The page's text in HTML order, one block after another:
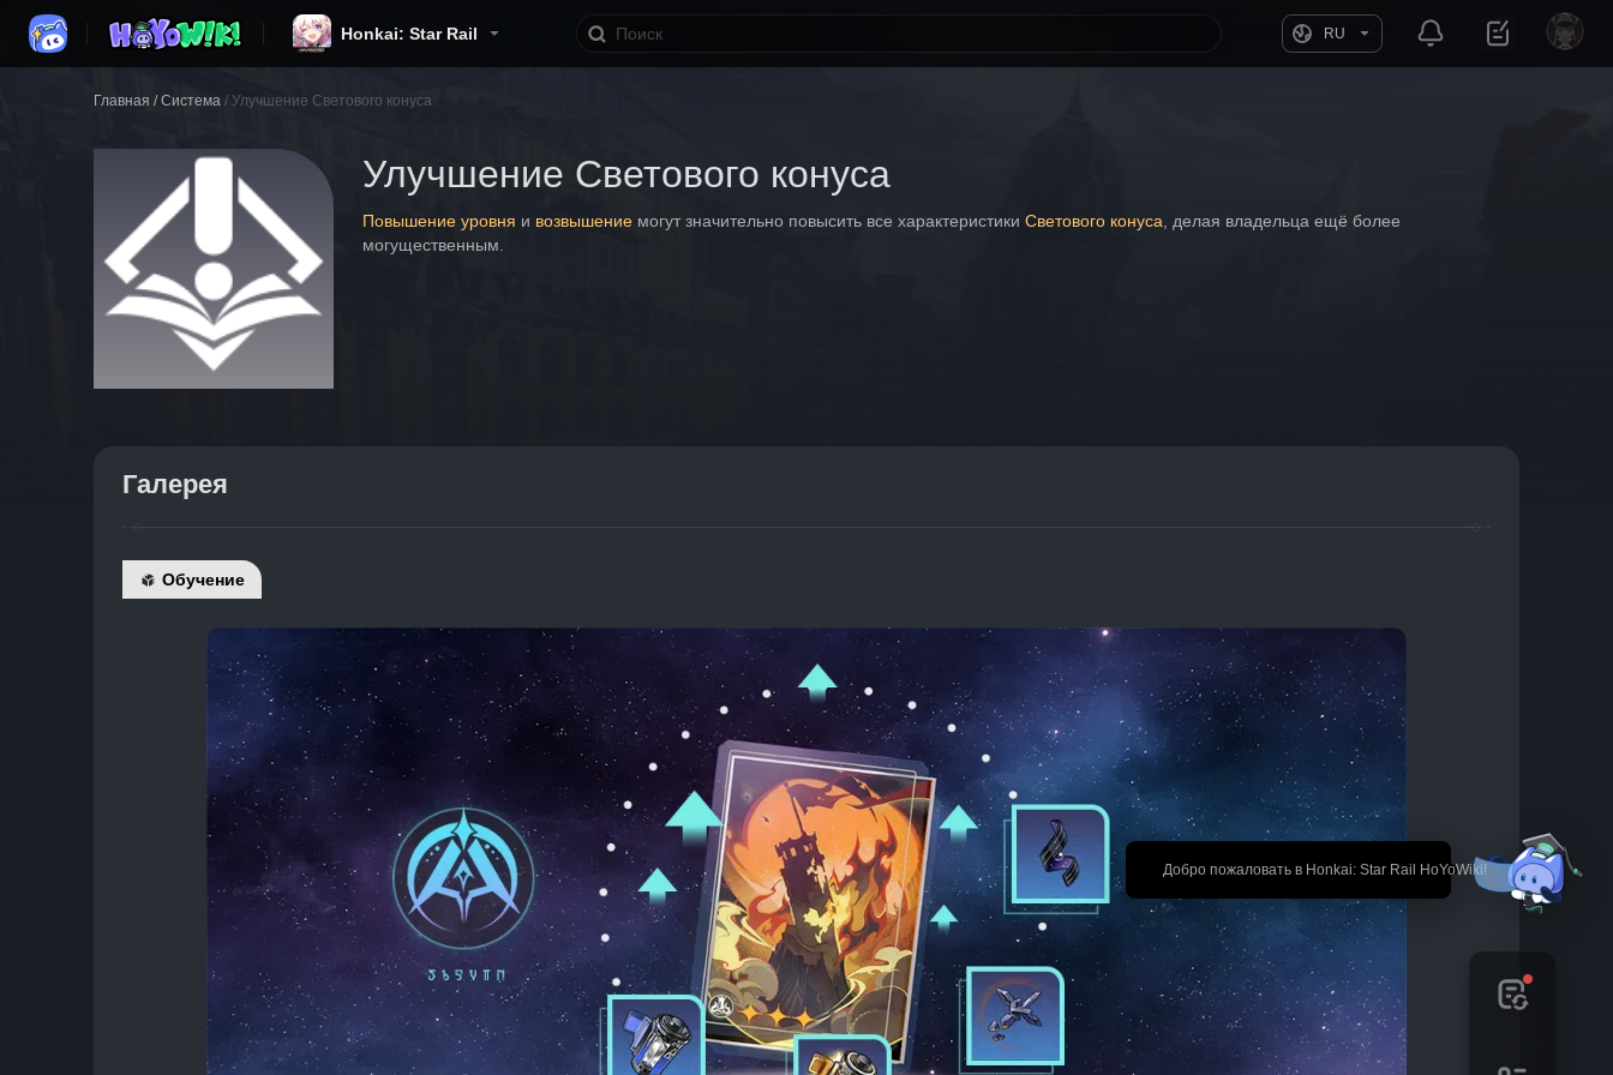
Honkai: Star Rail RU
🎉 Добро пожаловать в Honkai: Star Rail HoYoWiki!
Главная / Система / Улучшение Светового конуса
Улучшение Светового конуса
Повышение уровня и возвышение могут значительно повысить все характеристики Светового конуса , делая владельца ещё более
могущественным.
Галерея
Обучение